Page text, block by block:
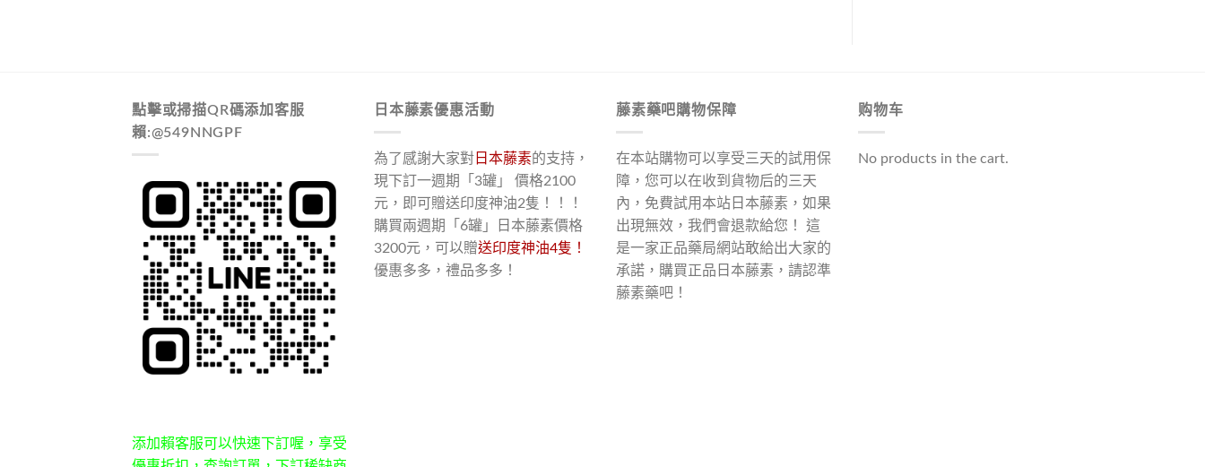
點擊或掃描QR碼添加客服
賴:@549NNGPF
添加賴客服可以快速下訂喔，享受
日本藤素優惠活動
為了感謝大家對 日本藤素的支持，
現下訂一週期「3罐」 價格2100
元，即可贈送印度神油2隻！！！
購買兩週期「6罐」日本藤素價格
3200元，可以贈送印度神油4隻！
優惠多多，禮品多多！
藤素藥吧購物保障
在本站購物可以享受三天的試用保
障，您可以在收到貨物后的三天
內，免費試用本站日本藤素，如果
出現無效，我們會退款給您！ 這
是一家正品藥局網站敢給出大家的
承諾，購買正品日本藤素，請認準
藤素藥吧！
购物车
No products in the cart.